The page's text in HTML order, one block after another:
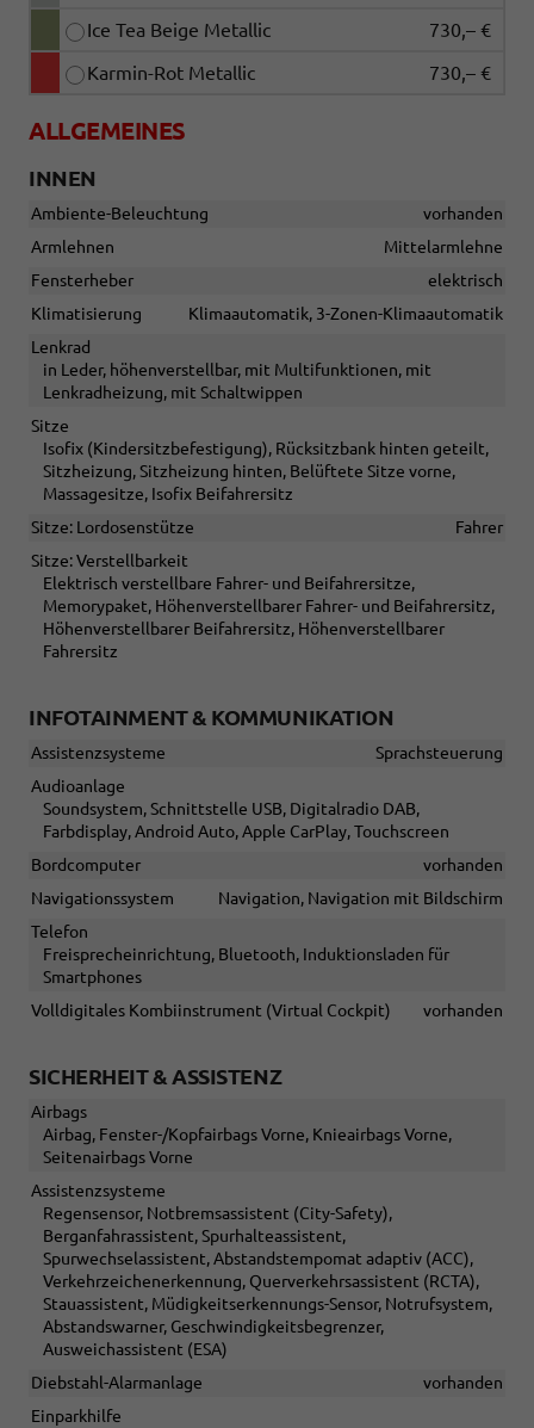
Ice Tea Beige Metallic
730,– €
Karmin-Rot Metallic
730,– €
ALLGEMEINES
INNEN
Ambiente-Beleuchtung
vorhanden
Armlehnen
Mittelarmlehne
Fensterheber
elektrisch
Klimatisierung
Klimaautomatik, 3-Zonen-Klimaautomatik
Lenkrad
in Leder, höhenverstellbar, mit Multifunktionen, mit
Lenkradheizung, mit Schaltwippen
Sitze
Isofix (Kindersitzbefestigung), Rücksitzbank hinten geteilt,
Sitzheizung, Sitzheizung hinten, Belüftete Sitze vorne,
Massagesitze, Isofix Beifahrersitz
Sitze: Lordosenstütze
Fahrer
Sitze: Verstellbarkeit
Elektrisch verstellbare Fahrer- und Beifahrersitze,
Memorypaket, Höhenverstellbarer Fahrer- und Beifahrersitz,
Höhenverstellbarer Beifahrersitz, Höhenverstellbarer
Fahrersitz
INFOTAINMENT & KOMMUNIKATION
Assistenzsysteme
Sprachsteuerung
Audioanlage
Soundsystem, Schnittstelle USB, Digitalradio DAB,
Farbdisplay, Android Auto, Apple CarPlay, Touchscreen
Bordcomputer
vorhanden
Navigationssystem
Navigation, Navigation mit Bildschirm
Telefon
Freisprecheinrichtung, Bluetooth, Induktionsladen für
Smartphones
Volldigitales Kombiinstrument (Virtual Cockpit)
vorhanden
SICHERHEIT & ASSISTENZ
Airbags
Airbag, Fenster-/Kopfairbags Vorne, Knieairbags Vorne,
Seitenairbags Vorne
Assistenzsysteme
Regensensor, Notbremsassistent (City-Safety),
Berganfahrassistent, Spurhalteassistent,
Spurwechselassistent, Abstandstempomat adaptiv (ACC),
Verkehrzeichenerkennung, Querverkehrsassistent (RCTA),
Stauassistent, Müdigkeitserkennungs-Sensor, Notrufsystem,
Abstandswarner, Geschwindigkeitsbegrenzer,
Ausweichassistent (ESA)
Diebstahl-Alarmanlage
vorhanden
Einparkhilfe